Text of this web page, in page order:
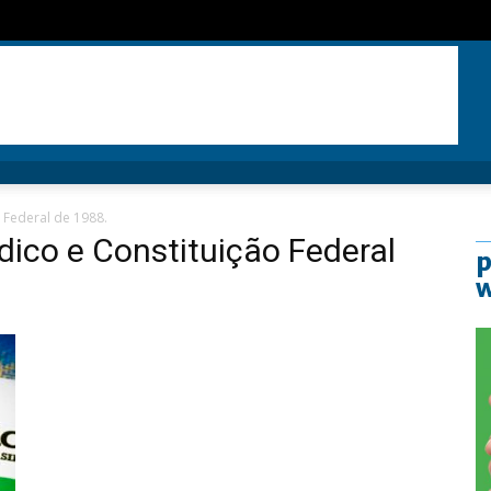
de 1988.
e Constituição Federal